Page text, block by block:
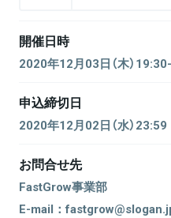
開催日時
2020年12月03日（木）
申込締切日
2020年12月02日（水）23:59
お問合せ先
FastGrow事業部
E-mail：